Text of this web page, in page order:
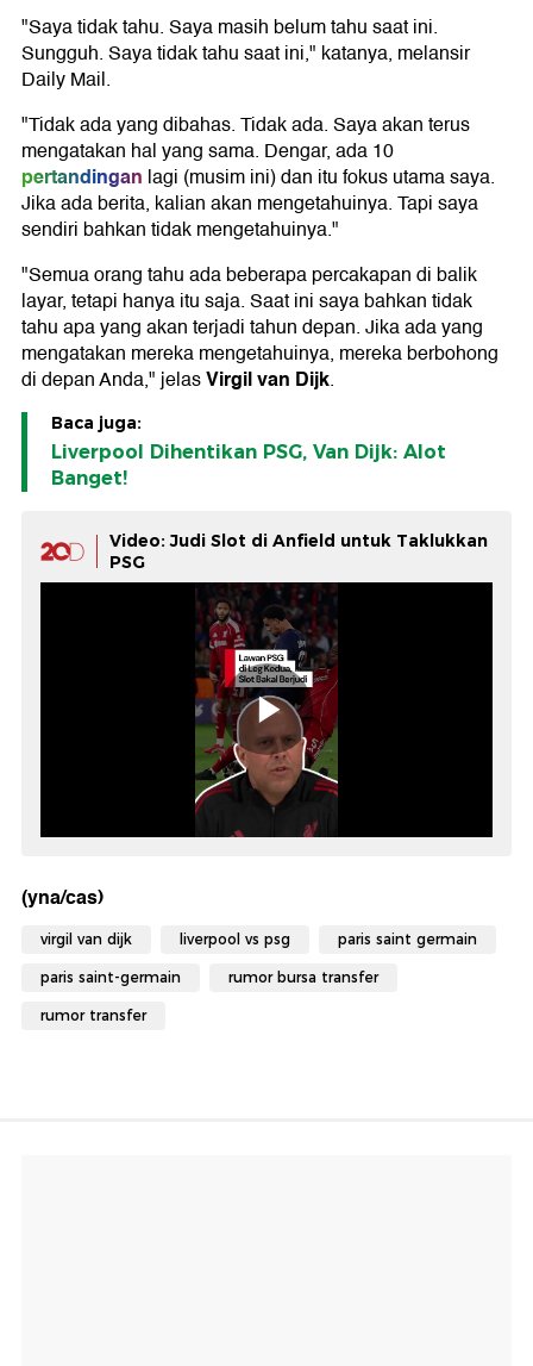
"Saya tidak tahu. Saya masih belum tahu saat ini.
Sungguh. Saya tidak tahu saat ini," katanya, melansir
Daily Mail.
"Tidak ada yang dibahas. Tidak ada. Saya akan terus
mengatakan hal yang sama. Dengar, ada 10
pertandingan lagi (musim ini) dan itu fokus utama saya.
Jika ada berita, kalian akan mengetahuinya. Tapi saya
sendiri bahkan tidak mengetahuinya."
"Semua orang tahu ada beberapa percakapan di balik
layar, tetapi hanya itu saja. Saat ini saya bahkan tidak
tahu apa yang akan terjadi tahun depan. Jika ada yang
mengatakan mereka mengetahuinya, mereka berbohong
di depan Anda," jelasVirgil van Dijk.
Baca juga:
Liverpool Dihentikan PSG, Van Dijk: Alot
Banget!
Video: Judi Slot di Anfield untuk Taklukkan
PSG
(yna/cas)
virgil van dijk liverpool vs psg paris saint germain
paris saint-germain rumor bursa transfer
rumor transfer